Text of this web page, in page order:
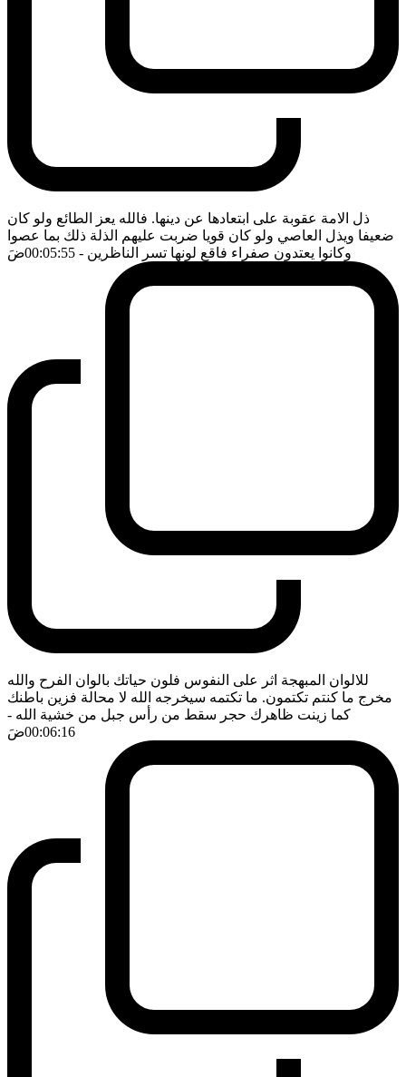
ذل الامة عقوبة على ابتعادها عن دينها. فالله يعز الطائع ولو كان
ضعيفا ويذل العاصي ولو كان قويا ضربت عليهم الذلة ذلك بما عصوا
وكانوا يعتدون صفراء فاقع لونها تسر الناظرين - 00:05:55 ضَ
للالوان المبهجة اثر على النفوس فلون حياتك بالوان الفرح والله
مخرج ما كنتم تكتمون. ما تكتمه سيخرجه الله لا محالة فزين باطنك
كما زينت ظاهرك حجر سقط من رأس جبل من خشية الله -
00:06:16ضَ